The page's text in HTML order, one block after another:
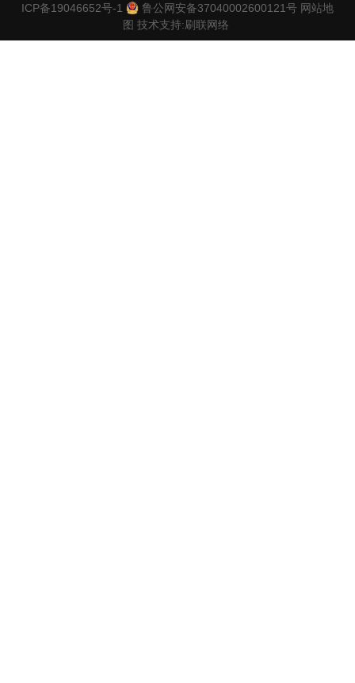
ICP备19046652号-1
鲁公网安备37040002600121号 网站地
图 技术支持:刷联网络